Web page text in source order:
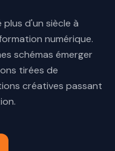
d'un siècle à
numérique.
schémas émerger
tirées de
créatives passant